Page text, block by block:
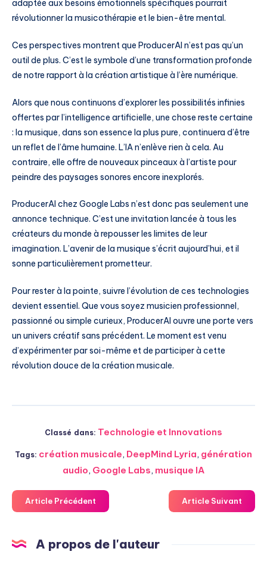
adaptée aux besoins émotionnels spécifiques pourrait
révolutionner la musicothérapie et le bien-être mental.
Ces perspectives montrent que ProducerAI n’est pas qu’un
outil de plus. C’est le symbole d’une transformation profonde
de notre rapport à la création artistique à l’ère numérique.
Alors que nous continuons d’explorer les possibilités infinies
offertes par l’intelligence artificielle, une chose reste certaine
: la musique, dans son essence la plus pure, continuera d’être
un reflet de l’âme humaine. L’IA n’enlève rien à cela. Au
contraire, elle offre de nouveaux pinceaux à l’artiste pour
peindre des paysages sonores encore inexplorés.
ProducerAI chez Google Labs n’est donc pas seulement une
annonce technique. C’est une invitation lancée à tous les
créateurs du monde à repousser les limites de leur
imagination. L’avenir de la musique s’écrit aujourd’hui, et il
sonne particulièrement prometteur.
Pour rester à la pointe, suivre l’évolution de ces technologies
devient essentiel. Que vous soyez musicien professionnel,
passionné ou simple curieux, ProducerAI ouvre une porte vers
un univers créatif sans précédent. Le moment est venu
d’expérimenter par soi-même et de participer à cette
révolution douce de la création musicale.
Classé dans: Technologie et Innovations
Tags: création musicale, DeepMind Lyria, génération
audio, Google Labs, musique IA
Article Précédent Article Suivant
A propos de l'auteur